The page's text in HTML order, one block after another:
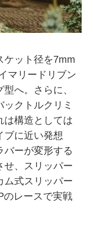
ケット径を7mm
マリードリブン
へ。さらに、
クトルクリミ
は構造としては
ブに近い発想
バーが変形する
せ、スリッパー
ム式スリッパー
のレースで実戦